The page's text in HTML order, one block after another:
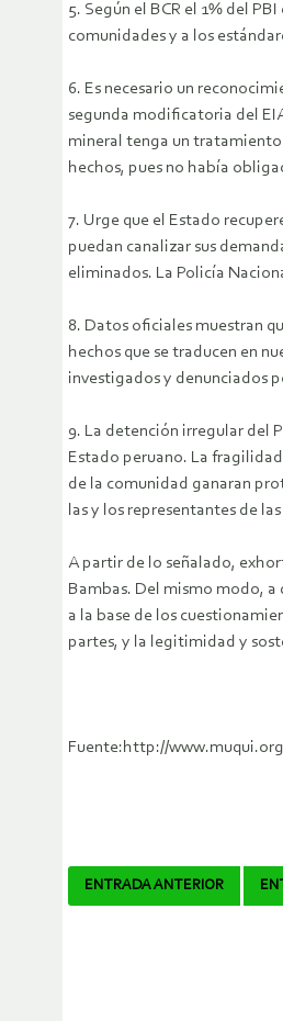
5. Según el BCR el 1% del
comunidades y a los
6. Es necesario un
segunda modificatoria del
mineral tenga un tratamiento
hechos, pues no había
7. Urge que el Estado
puedan canalizar sus
eliminados. La Policía
8. Datos oficiales muestran
hechos que se traducen en
investigados y denunciados
9. La detención irregular del
Estado peruano. La
de la comunidad ganaran
las y los representantes de
A partir de lo señalado,
Bambas. Del mismo modo, a
a la base de los
partes, y la legitimidad y
Fuente:http://
Navegador
ENTRADA ANTERIOR